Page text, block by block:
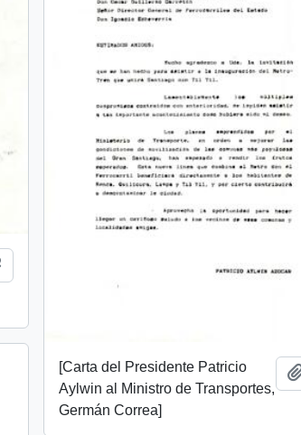
[Carta del Presidente Patricio
Aylwin al Ministro de Transportes,
Germán Correa]